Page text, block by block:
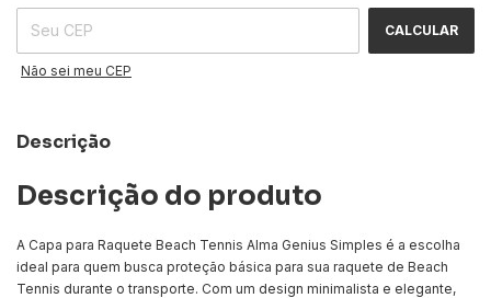
CALCULAR
Não sei meu CEP
Descrição
Descrição do produto
A Capa para Raquete Beach Tennis Alma Genius Simples é a escolha
ideal para quem busca proteção básica para sua raquete de Beach
Tennis durante o transporte. Com um design minimalista e elegante,